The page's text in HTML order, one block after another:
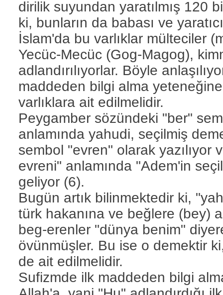
dirilik suyundan yaratılmış 120
ki, bunların da babası ve
İslam'da bu varlıklar mülteciler
Yecüc-Mecüc (Gog-Magog),
adlandırılıyorlar. Böyle
maddeden bilgi alma
varlıklara ait edilmelidir.
Peygamber sözündeki "ber"
anlamında yahudi, seçilmiş
sembol "evren" olarak
evreni" anlamında "Adem'in
geliyor (6).
Bugün artık bilinmektedir ki,
türk hakanına ve beğlere (bey)
beg-erenler "dünya benim"
övünmüşler. Bu ise o demektir
de ait edilmelidir.
Sufizmde ilk maddeden bilgi